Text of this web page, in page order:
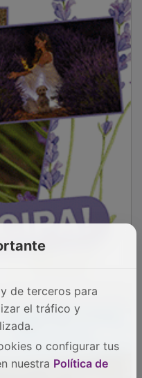
de terceros para
el tráfico y
o configurar tus
nuestra Política de